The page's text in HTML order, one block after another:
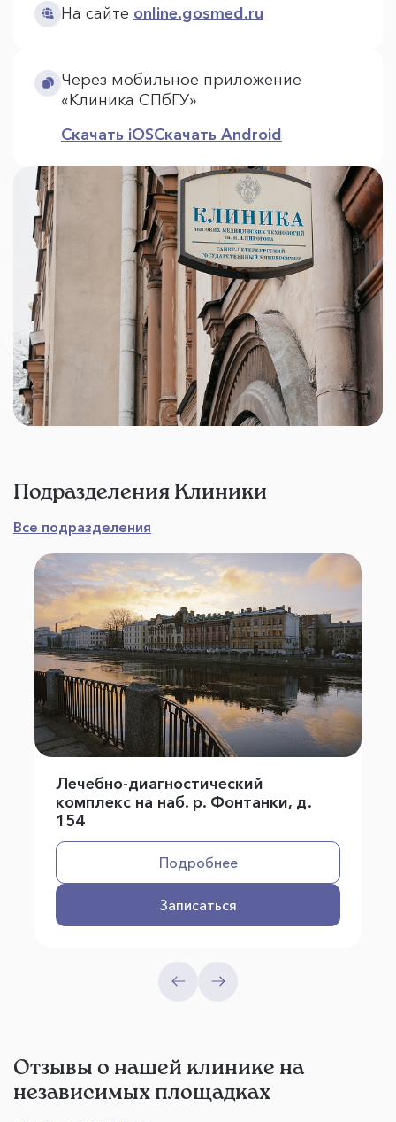
На сайте online.gosmed.ru
Через мобильное приложение
«Клиника СПбГУ»
Скачать iOSСкачать Android
Подразделения Клиники
Все подразделения
Лечебно-диагностический
комплекс на наб. р. Фонтанки, д.
154
Подробнее
Записаться
Отзывы о нашей клинике на
независимых площадках